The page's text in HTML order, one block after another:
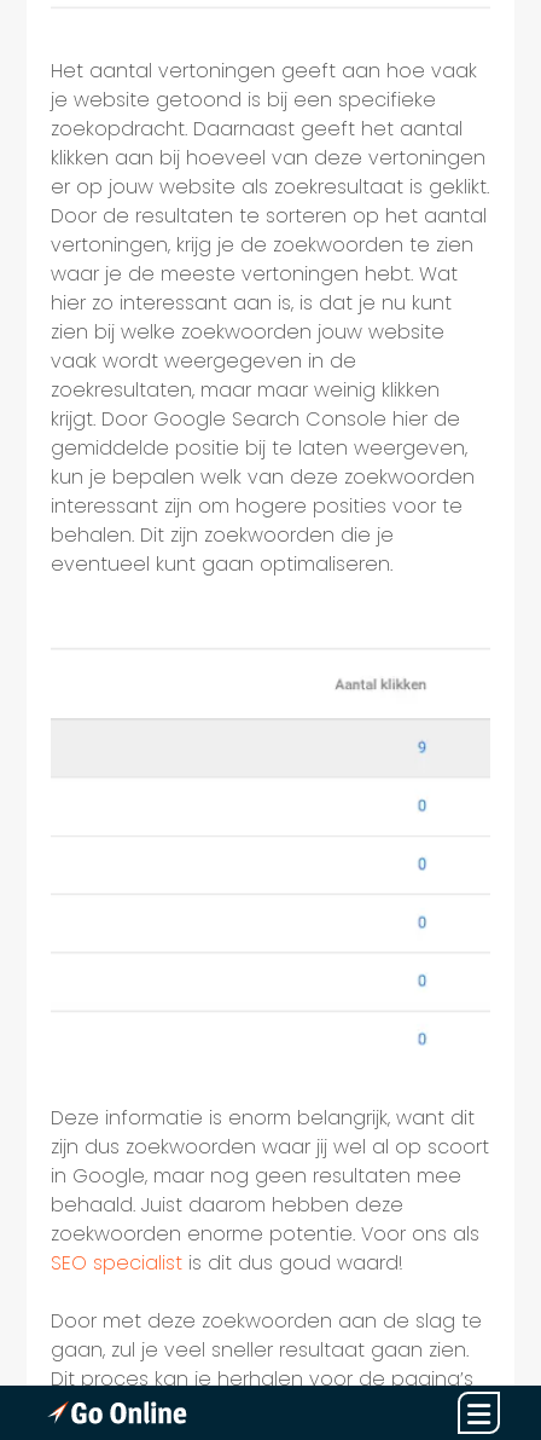
Het aantal vertoningen geeft aan hoe vaak
je website getoond is bij een specifieke
zoekopdracht. Daarnaast geeft het aantal
klikken aan bij hoeveel van deze vertoningen
er op jouw website als zoekresultaat is geklikt.
Door de resultaten te sorteren op het aantal
vertoningen, krijg je de zoekwoorden te zien
waar je de meeste vertoningen hebt. Wat
hier zo interessant aan is, is dat je nu kunt
zien bij welke zoekwoorden jouw website
vaak wordt weergegeven in de
zoekresultaten, maar maar weinig klikken
krijgt. Door Google Search Console hier de
gemiddelde positie bij te laten weergeven,
kun je bepalen welk van deze zoekwoorden
interessant zijn om hogere posities voor te
behalen. Dit zijn zoekwoorden die je
eventueel kunt gaan optimaliseren.
Deze informatie is enorm belangrijk, want dit
zijn dus zoekwoorden waar jij wel al op scoort
in Google, maar nog geen resultaten mee
behaald. Juist daarom hebben deze
zoekwoorden enorme potentie. Voor ons als
SEO specialist is dit dus goud waard!
Door met deze zoekwoorden aan de slag te
gaan, zul je veel sneller resultaat gaan zien.
Dit proces kan je herhalen voor de pagina’s
van jouw website om te bepalen welke